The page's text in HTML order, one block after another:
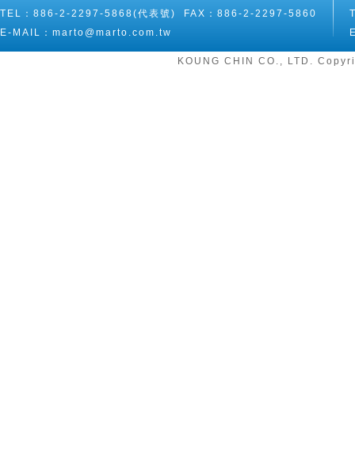
TEL：886-2-2297-5868(代表號) FAX：886-2-2297-5860
E-MAIL： marto@marto.com.tw
KOUNG CHIN CO., LTD.